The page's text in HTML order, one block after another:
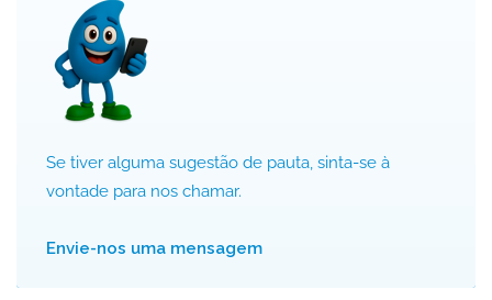
Se tiver alguma sugestão de pauta, sinta-se à
vontade para nos chamar.
Envie-nos uma mensagem